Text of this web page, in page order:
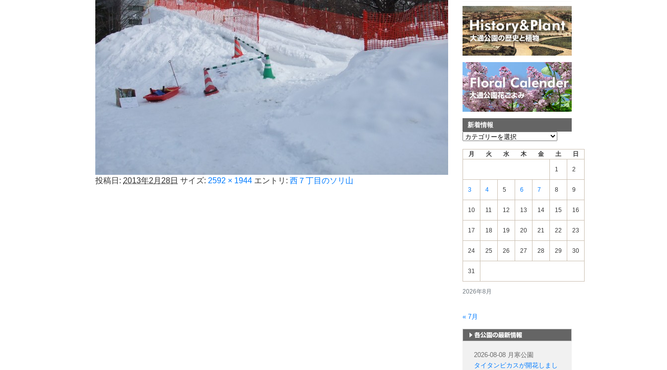
投稿日: 2013年2月28日 サイズ: 2592 × 1944 エントリ: 西７丁目のソリ山
新着情報
新
2026年8月
月 火 水 木 金 土 日
1 2
3 4 5 6 7 8 9
10 11 12 13 14 15 16
17 18 19 20 21 22 23
24 25 26 27 28 29 30
31
« 7月
2026-08-08 月寒公園
タイタンビカスが開花しまし